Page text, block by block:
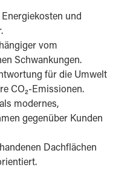
und
vom
Schwankungen.
für die Umwelt
CO₂-Emissionen.
modernes,
gegenüber Kunden
Dachflächen